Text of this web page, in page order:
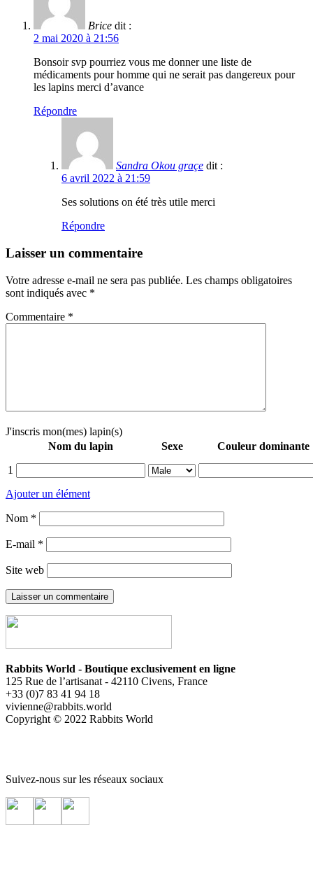
Brice dit :
2 mai 2020 à 21:56
Bonsoir svp pourriez vous me donner une liste de
médicaments pour homme qui ne serait pas dangereux pour
les lapins merci d’avance
Répondre
Sandra Okou graçe dit :
6 avril 2022 à 21:59
Ses solutions on été très utile merci
Répondre
Laisser un commentaire
Votre adresse e-mail ne sera pas publiée. Les champs obligatoires
sont indiqués avec *
Commentaire *
J'inscris mon(mes) lapin(s)
Nom du lapin
Sexe
Couleur dominante
1
Ajouter un élément
Nom *
E-mail *
Site web
Rabbits World - Boutique exclusivement en ligne
125 Rue de l’artisanat - 42110 Civens, France
+33 (0)7 83 41 94 18
vivienne@rabbits.world
Copyright © 2022 Rabbits World
Suivez-nous sur les réseaux sociaux